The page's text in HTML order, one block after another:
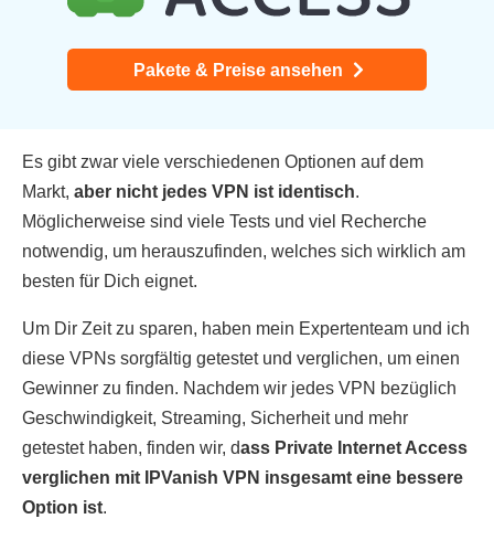
Pakete & Preise ansehen
Es gibt zwar viele verschiedenen Optionen auf dem
Markt, aber nicht jedes VPN ist identisch.
Möglicherweise sind viele Tests und viel Recherche
notwendig, um herauszufinden, welches sich wirklich am
besten für Dich eignet.
Um Dir Zeit zu sparen, haben mein Expertenteam und ich
diese VPNs sorgfältig getestet und verglichen, um einen
Gewinner zu finden. Nachdem wir jedes VPN bezüglich
Geschwindigkeit, Streaming, Sicherheit und mehr
getestet haben, finden wir, dass Private Internet Access
verglichen mit IPVanish VPN insgesamt eine bessere
Option ist.